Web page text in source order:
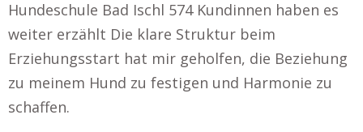
Hundeschule Bad Ischl 574 Kundinnen haben es
weiter erzählt Die klare Struktur beim
Erziehungsstart hat mir geholfen, die Beziehung
zu meinem Hund zu festigen und Harmonie zu
schaffen.